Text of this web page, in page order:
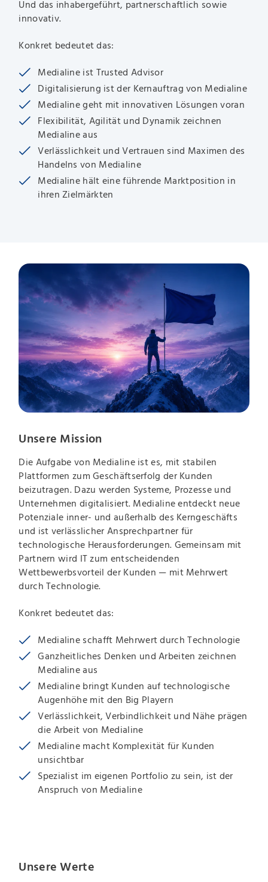
Und das inhabergeführt, partnerschaftlich sowie
innovativ.
Konkret bedeutet das:
Medialine ist Trusted Advisor
Digitalisierung ist der Kernauftrag von Medialine
Medialine geht mit innovativen Lösungen voran
Flexibilität, Agilität und Dynamik zeichnen
Medialine aus
Verlässlichkeit und Vertrauen sind Maximen des
Handelns von Medialine
Medialine hält eine führende Marktposition in
ihren Zielmärkten
Unsere Mission
Die Aufgabe von Medialine ist es, mit stabilen
Plattformen zum Geschäftserfolg der Kunden
beizutragen. Dazu werden Systeme, Prozesse und
Unternehmen digitalisiert. Medialine entdeckt neue
Potenziale inner- und außerhalb des Kerngeschäfts
und ist verlässlicher Ansprechpartner für
technologische Herausforderungen. Gemeinsam mit
Partnern wird IT zum entscheidenden
Wettbewerbsvorteil der Kunden — mit Mehrwert
durch Technologie.
Konkret bedeutet das:
Medialine schafft Mehrwert durch Technologie
Ganzheitliches Denken und Arbeiten zeichnen
Medialine aus
Medialine bringt Kunden auf technologische
Augenhöhe mit den Big Playern
Verlässlichkeit, Verbindlichkeit und Nähe prägen
die Arbeit von Medialine
Medialine macht Komplexität für Kunden
unsichtbar
Spezialist im eigenen Portfolio zu sein, ist der
Anspruch von Medialine
Unsere Werte